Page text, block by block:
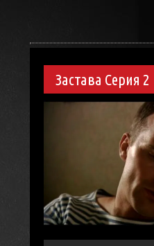
Застава Серия 2